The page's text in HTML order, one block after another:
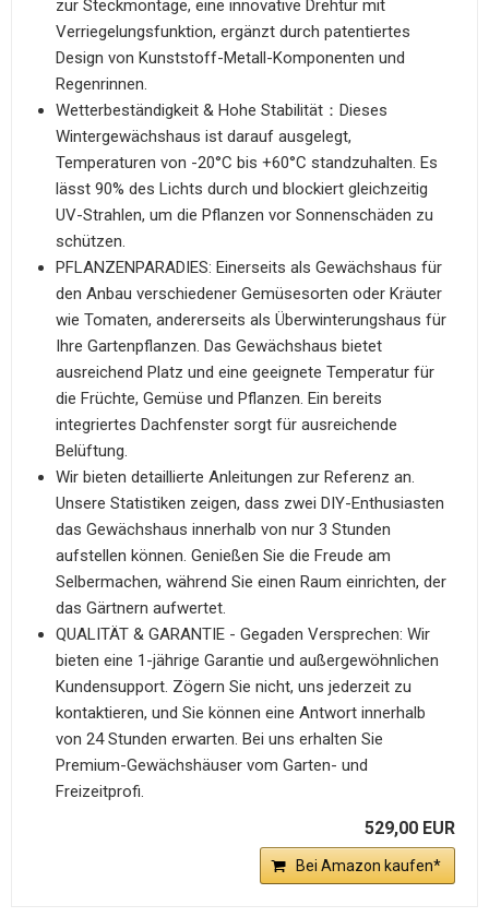
zur Steckmontage, eine innovative Drehtür mit
Verriegelungsfunktion, ergänzt durch patentiertes
Design von Kunststoff-Metall-Komponenten und
Regenrinnen.
Wetterbeständigkeit & Hohe Stabilität：Dieses
Wintergewächshaus ist darauf ausgelegt,
Temperaturen von -20°C bis +60°C standzuhalten. Es
lässt 90% des Lichts durch und blockiert gleichzeitig
UV-Strahlen, um die Pflanzen vor Sonnenschäden zu
schützen.
PFLANZENPARADIES: Einerseits als Gewächshaus für
den Anbau verschiedener Gemüsesorten oder Kräuter
wie Tomaten, andererseits als Überwinterungshaus für
Ihre Gartenpflanzen. Das Gewächshaus bietet
ausreichend Platz und eine geeignete Temperatur für
die Früchte, Gemüse und Pflanzen. Ein bereits
integriertes Dachfenster sorgt für ausreichende
Belüftung.
Wir bieten detaillierte Anleitungen zur Referenz an.
Unsere Statistiken zeigen, dass zwei DIY-Enthusiasten
das Gewächshaus innerhalb von nur 3 Stunden
aufstellen können. Genießen Sie die Freude am
Selbermachen, während Sie einen Raum einrichten, der
das Gärtnern aufwertet.
QUALITÄT & GARANTIE - Gegaden Versprechen: Wir
bieten eine 1-jährige Garantie und außergewöhnlichen
Kundensupport. Zögern Sie nicht, uns jederzeit zu
kontaktieren, und Sie können eine Antwort innerhalb
von 24 Stunden erwarten. Bei uns erhalten Sie
Premium-Gewächshäuser vom Garten- und
Freizeitprofi.
529,00 EUR
Bei Amazon kaufen*